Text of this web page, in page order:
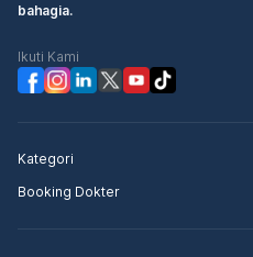
bahagia.
Ikuti Kami
Kategori
Booking Dokter